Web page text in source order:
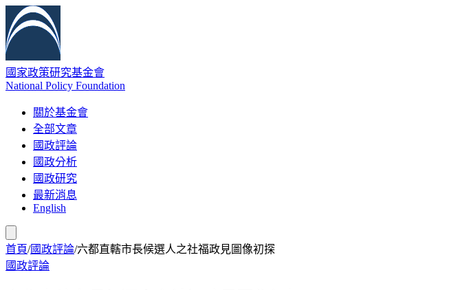
國家政策研究基金會
National Policy Foundation
關於基金會
全部文章
國政評論
國政分析
國政研究
最新消息
English
首頁/國政評論/六都直轄市長候選人之社福政見圖像初探
國政評論